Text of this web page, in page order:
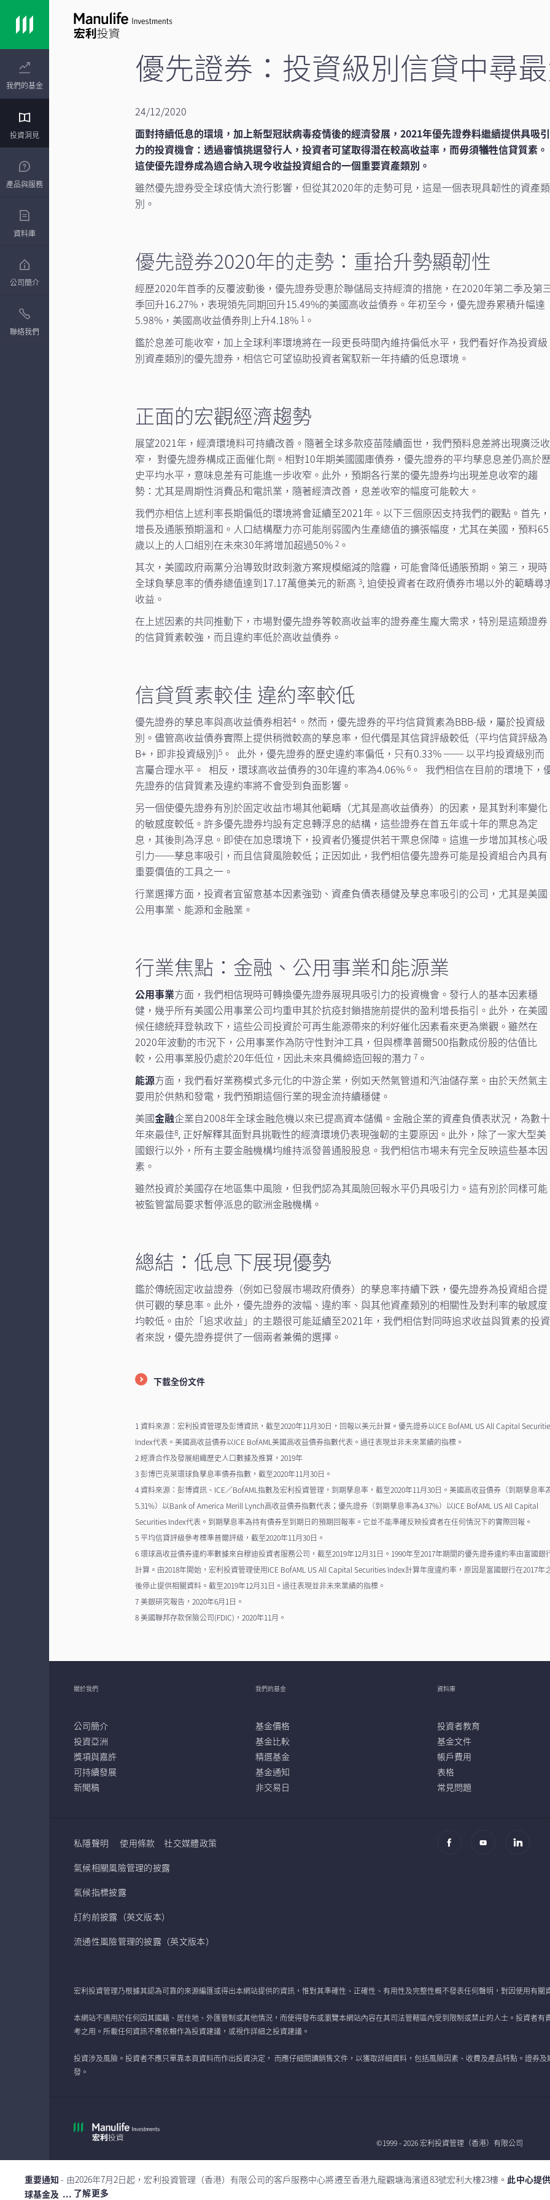
我們的基金
投資洞見
產品與服務
資料庫
公司簡介
聯絡我們
優先證券：投資級別信貸中尋
24/12/2020
面對持續低息的環境，加上新型冠狀病毒疫情後的經濟發展，2021年優先證券料繼續提供具吸引
力的投資機會：透過審慎挑選發行人，投資者可望取得潛在較高收益率，而毋須犠牲信貸質素。
這使優先證券成為適合納入現今收益投資組合的一個重要資產類別。
雖然優先證券受全球疫情大流行影響，但從其2020年的走勢可見，這是一個表現具韌性的資產類
別。
優先證券2020年的走勢：重拾升勢顯韌性
經歷2020年首季的反覆波動後，優先證券受惠於聯儲局支持經濟的措施，在2020年第二季及第
季回升16.27%，表現領先同期回升15.49%的美國高收益債券。年初至今，優先證券累積升幅達
5.98%，美國高收益債券則上升4.18% 1 。
鑑於息差可能收窄，加上全球利率環境將在一段更長時間內維持偏低水平，我們看好作為投資級
別資產類別的優先證券，相信它可望協助投資者駕馭新一年持續的低息環境。
正面的宏觀經濟趨勢
展望2021年，經濟環境料可持續改善。隨著全球多款疫苗陸續面世，我們預料息差將出現廣泛收
窄， 對優先證券構成正面催化劑。相對10年期美國國庫債券，優先證券的平均孳息息差仍高於
史平均水平，意味息差有可能進一步收窄。此外，預期各行業的優先證券均出現差息收窄的趨
勢：尤其是周期性消費品和電訊業，隨著經濟改善，息差收窄的幅度可能較大。
我們亦相信上述利率長期偏低的環境將會延續至2021年。以下三個原因支持我們的觀點。首先，
增長及通脹預期溫和。人口結構壓力亦可能削弱國內生產總值的擴張幅度，尤其在美國，預料65
歲以上的人口組別在未來30年將增加超過50%2 。
其次，美國政府兩黨分治導致財政刺激方案規模縮減的陰霾，可能會降低通脹預期。第三，現時
全球負孳息率的債券總值達到17.17萬億美元的新高3, 迫使投資者在政府債券市場以外的範疇尋
收益。
在上述因素的共同推動下，市場對優先證券等較高收益率的證券產生龐大需求，特別是這類證券
的信貸質素較強，而且違約率低於高收益債券。
信貸質素較佳 違約率較低
優先證券的孳息率與高收益債券相若4 。然而，優先證券的平均信貸質素為BBB-級，屬於投資級
別。儘管高收益債券實際上提供稍微較高的孳息率，但代價是其信貸評級較低（平均信貸評級為
B+，即非投資級別)5 。 此外，優先證券的歷史違約率偏低，只有0.33% ── 以平均投資級別而
言屬合理水平。 相反，環球高收益債券的30年違約率為4.06%6 。 我們相信在目前的環境下，
先證券的信貸質素及違約率將不會受到負面影響。
另一個使優先證券有別於固定收益市場其他範疇（尤其是高收益債券）的因素，是其對利率變化
的敏感度較低。許多優先證券均設有定息轉浮息的結構，這些證券在首五年或十年的票息為定
息，其後則為浮息。即使在加息環境下，投資者仍獲提供若干票息保障。這進一步增加其核心吸
引力──孳息率吸引，而且信貸風險較低；正因如此，我們相信優先證券可能是投資組合內具有
重要價值的工具之一。
行業選擇方面，投資者宜留意基本因素強勁、資產負債表穩健及孳息率吸引的公司，尤其是美國
公用事業、能源和金融業。
行業焦點：金融、公用事業和能源業
公用事業方面，我們相信現時可轉換優先證券展現具吸引力的投資機會。發行人的基本因素穩
健，幾乎所有美國公用事業公司均重申其於抗疫封鎖措施前提供的盈利增長指引。此外，在美國
候任總統拜登執政下，這些公司投資於可再生能源帶來的利好催化因素看來更為樂觀。雖然在
2020年波動的市況下，公用事業作為防守性對沖工具，但與標準普爾500指數成份股的估值比
較，公用事業股仍處於20年低位，因此未來具備締造回報的潛力7 。
能源方面，我們看好業務模式多元化的中游企業，例如天然氣管道和汽油儲存業。由於天然氣主
要用於供熱和發電，我們預期這個行業的現金流持續穩健。
美國金融企業自2008年全球金融危機以來已提高資本儲備。金融企業的資產負債表狀況，為數十
年來最佳8, 正好解釋其面對具挑戰性的經濟環境仍表現強韌的主要原因。此外，除了一家大型美
國銀行以外，所有主要金融機構均維持派發普通股股息。我們相信市場未有完全反映這些基本因
素。
雖然投資於美國存在地區集中風險，但我們認為其風險回報水平仍具吸引力。這有別於同樣可能
被監管當局要求暫停派息的歐洲金融機構。
總結：低息下展現優勢
鑑於傳統固定收益證券（例如已發展市場政府債券）的孳息率持續下跌，優先證券為投資組合提
供可觀的孳息率。此外，優先證券的波幅、違約率、與其他資產類別的相關性及對利率的敏感度
均較低。由於「追求收益」的主題很可能延續至2021年，我們相信對同時追求收益與質素的投資
者來說，優先證券提供了一個兩者兼備的選擇。
下載全份文件
1 資料來源：宏利投資管理及彭博資訊，截至2020年11月30日，回報以美元計算。優先證券以ICE BofAML US All Capital
Index代表。美國高收益債券以ICE BofAML美國高收益債券指數代表。過往表現並非未來業績的指標。
2 經濟合作及發展組織歷史人口數據及推算，2019年
3 彭博巴克萊環球負孳息率債券指數，截至2020年11月30日。
4 資料來源：彭博資訊、ICE／BofAML指數及宏利投資管理，到期孳息率，截至2020年11月30日。美國高收益債券（到期孳息率
5.31%）以Bank of America Merill Lynch高收益債券指數代表；優先證券（到期孳息率為4.37%）以ICE BofAML US All Capital
Securities Index代表。到期孳息率為持有債券至到期日的預期回報率。它並不能準確反映投資者在任何情況下的實際回報。
5 平均信貸評級參考標準普爾評級，截至2020年11月30日。
6 環球高收益債券違約率數據來自穆迪投資者服務公司，截至2019年12月31日。1990年至2017年期間的優先證券違約率由富國銀
計算。由2018年開始，宏利投資管理使用ICE BofAML US All Capital Securities Index計算年度違約率，原因是富國銀行在2017年
後停止提供相關資料。截至2019年12月31日。過往表現並非未來業績的指標。
7 美銀研究報告，2020年6月1日。
8 美國聯邦存款保險公司(FDIC)，2020年11月。
關於我們
公司簡介
投資亞洲
獎項與嘉許
可持續發展
新聞稿
我們的基金
基金價格
基金比較
精選基金
基金通知
非交易日
資料庫
投資者教育
基金文件
帳戶費用
表格
常見問題
私隱聲明 使用條款
社交媒體政策
氣候相關風險管理的披露
氣候指標披露
訂約前披露（英文版本）
流通性風險管理的披露（英文版本）
宏利投資管理乃根據其認為可靠的來源編匯或得出本網站提供的資訊，惟對其準確性、正確性、有用性及完整性概不發表任何聲明，對因使用有
本網站不適用於任何因其國籍、居住地、外匯管制或其他情況，而使得發布或瀏覽本網站內容在其司法管轄區內受到限制或禁止的人士。投資者
考之用。所載任何資訊不應依賴作為投資建議，或視作詳細之投資建議。
投資涉及風險。投資者不應只單靠本頁資料而作出投資決定， 而應仔細閱讀銷售文件，以獲取詳細資料，包括風險因素、收費及產品特點。證券
發。
©1999 - 2026 宏利投資管理（香港）有限公司
重要通知 - 由2026年7月2日起，宏利投資管理（香港）有限公司的客戶服務中心將遷至香港九龍觀塘海濱道83號宏利大樓23樓。 此中心提
球基金及 ... 了解更多